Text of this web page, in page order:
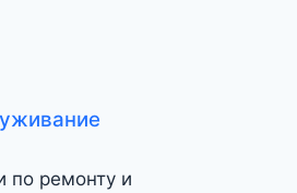
по ремонту и